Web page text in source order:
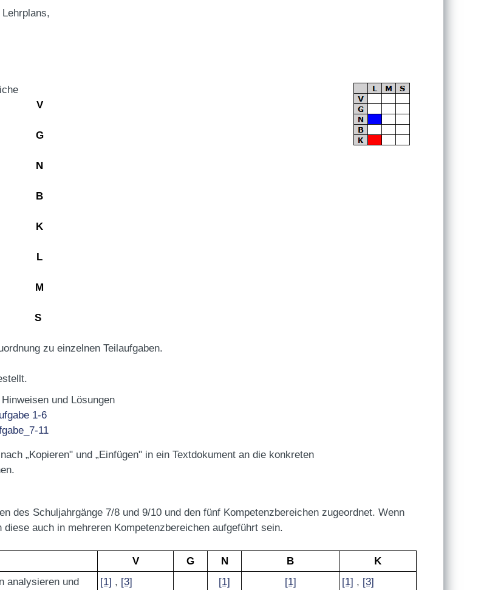
V
G
N
B
K
L
M
S
zu einzelnen Teilaufgaben.
und Lösungen
1-6
11
„Kopieren" und „Einfügen" in ein Textdokument an die konkreten
des Schuljahrgänge 7/8 und 9/10 und den fünf Kompetenzbereichen zugeordnet. Wenn
auch in mehreren Kompetenzbereichen aufgeführt sein.
V G N B K
analysieren und
[1] , [3] [1] [1] [1] , [3]